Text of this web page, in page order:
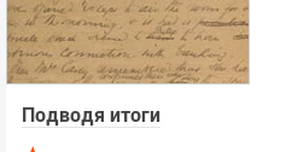
Подводя итоги